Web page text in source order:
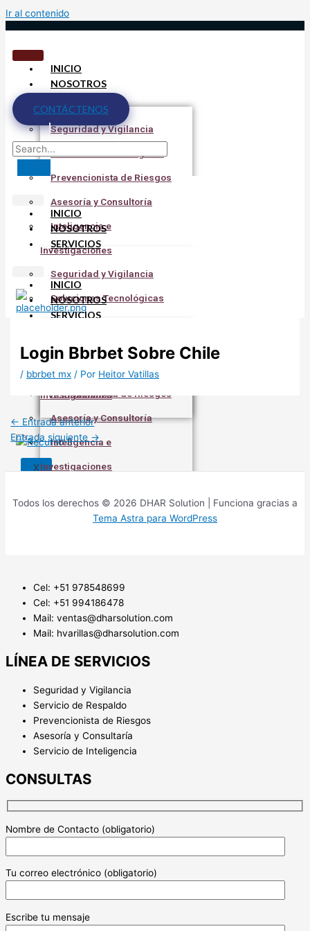
Ir al contenido
INICIO
NOSOTROS
Seguridad y Vigilancia
Soluciones Tecnológicas
Prevencionista de Riesgos
Asesoría y Consultoría
Inteligencia e
Investigaciones
CONTÁCTENOS
INICIO
NOSOTROS
SERVICIOS
Seguridad y Vigilancia
Soluciones Tecnológicas
Asesoría y Consultoría
Inteligencia e
Investigaciones
X
INICIO
NOSOTROS
SERVICIOS
Seguridad y Vigilancia
Soluciones Tecnológicas
Prevencionista de Riesgos
Asesoría y Consultoría
Inteligencia e
Investigaciones
Login Bbrbet Sobre Chile
/ bbrbet mx / Por Heitor Vatillas
← Entrada anterior
Entrada siguiente →
Todos los derechos © 2026 DHAR Solution | Funciona gracias a
Tema Astra para WordPress
Cel: +51 978548699
Cel: +51 994186478
Mail: ventas@dharsolution.com
Mail: hvarillas@dharsolution.com
LÍNEA DE SERVICIOS
Seguridad y Vigilancia
Servicio de Respaldo
Prevencionista de Riesgos
Asesoría y Consultaría
Servicio de Inteligencia
CONSULTAS
Nombre de Contacto (obligatorio)
Tu correo electrónico (obligatorio)
Escribe tu mensaje